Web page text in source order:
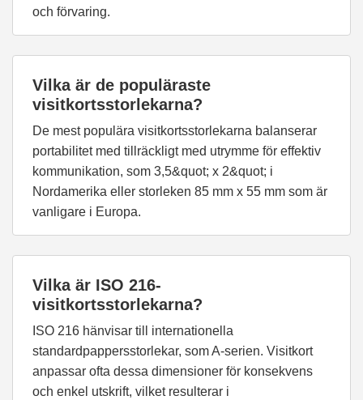
och förvaring.
Vilka är de populäraste
visitkortsstorlekarna?
De mest populära visitkortsstorlekarna balanserar
portabilitet med tillräckligt med utrymme för effektiv
kommunikation, som 3,5&quot; x 2&quot; i
Nordamerika eller storleken 85 mm x 55 mm som är
vanligare i Europa.
Vilka är ISO 216-
visitkortsstorlekarna?
ISO 216 hänvisar till internationella
standardpappersstorlekar, som A-serien. Visitkort
anpassar ofta dessa dimensioner för konsekvens
och enkel utskrift, vilket resulterar i